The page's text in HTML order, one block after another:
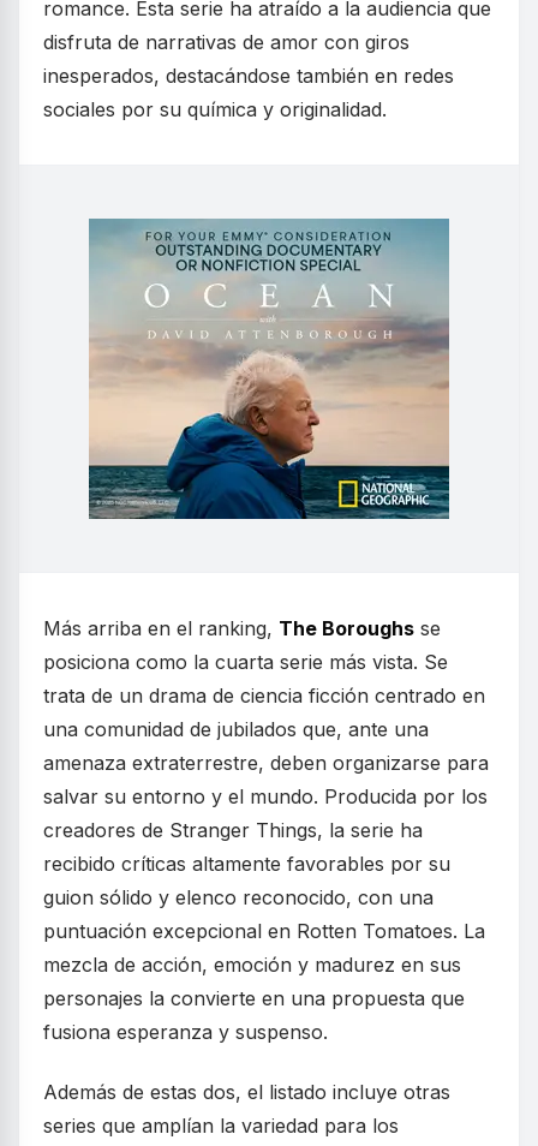
romance. Esta serie ha atraído a la audiencia que
disfruta de narrativas de amor con giros
inesperados, destacándose también en redes
sociales por su química y originalidad.
Más arriba en el ranking, The Boroughs se
posiciona como la cuarta serie más vista. Se
trata de un drama de ciencia ficción centrado en
una comunidad de jubilados que, ante una
amenaza extraterrestre, deben organizarse para
salvar su entorno y el mundo. Producida por los
creadores de Stranger Things, la serie ha
recibido críticas altamente favorables por su
guion sólido y elenco reconocido, con una
puntuación excepcional en Rotten Tomatoes. La
mezcla de acción, emoción y madurez en sus
personajes la convierte en una propuesta que
fusiona esperanza y suspenso.
Además de estas dos, el listado incluye otras
series que amplían la variedad para los